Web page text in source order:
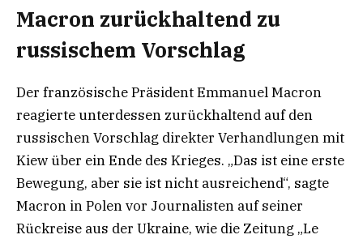
Macron zurückhaltend zu
russischem Vorschlag
Der französische Präsident Emmanuel Macron
reagierte unterdessen zurückhaltend auf den
russischen Vorschlag direkter Verhandlungen mit
Kiew über ein Ende des Krieges. „Das ist eine erste
Bewegung, aber sie ist nicht ausreichend“, sagte
Macron in Polen vor Journalisten auf seiner
Rückreise aus der Ukraine, wie die Zeitung „Le